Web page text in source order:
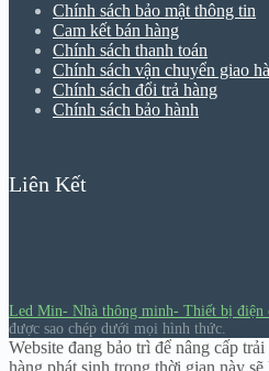
Chính sách bảo mật thông tin
Cam kết bán hàng
Chính sách thanh toán
Chính sách vận chuyển giao
Chính sách đổi trả hàng
Chính sách bảo hành
Liên Kết
Led Min- Nhà thông minh- Thiết bị điện
được sao chép dưới mọi hình thức.
Website đang bảo trì để nâng cấp